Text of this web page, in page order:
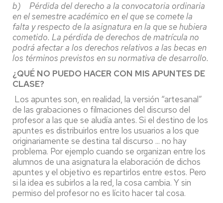
b) Pérdida del derecho a la convocatoria ordinaria
en el semestre académico en el que se comete la
falta y respecto de la asignatura en la que se hubiera
cometido. La pérdida de derechos de matrícula no
podrá afectar a los derechos relativos a las becas en
los términos previstos en su normativa de desarrollo.
¿QUÉ NO PUEDO HACER CON MIS APUNTES DE
CLASE?
Los apuntes son, en realidad, la versión “artesanal”
de las grabaciones o filmaciones del discurso del
profesor a las que se aludía antes. Si el destino de los
apuntes es distribuirlos entre los usuarios a los que
originariamente se destina tal discurso ... no hay
problema. Por ejemplo cuando se organizan entre los
alumnos de una asignatura la elaboración de dichos
apuntes y el objetivo es repartirlos entre estos. Pero
si la idea es subirlos a la red, la cosa cambia. Y sin
permiso del profesor no es lícito hacer tal cosa.